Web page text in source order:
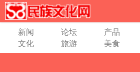
新闻 论坛 产品
文化
旅游 美食